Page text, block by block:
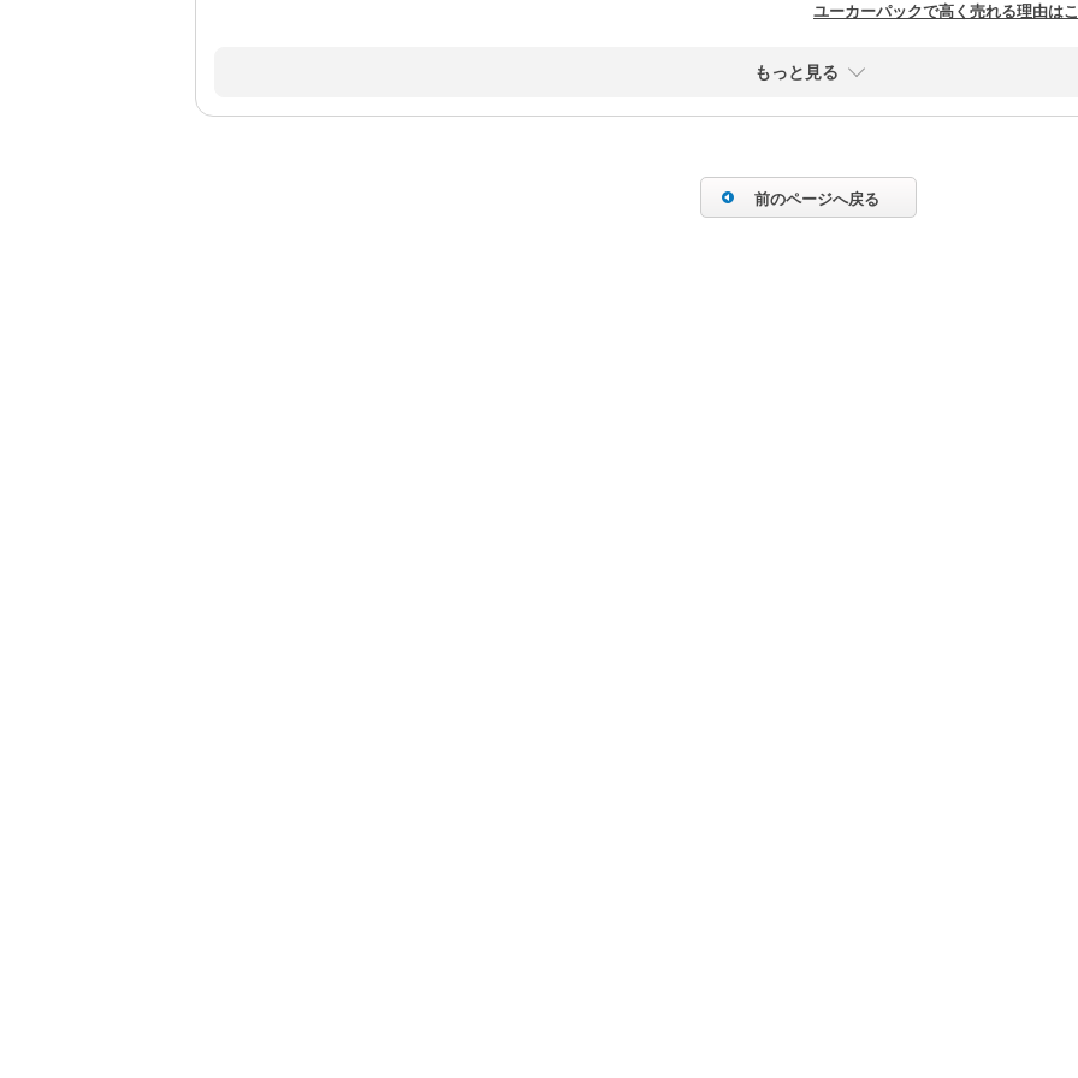
ユーカーパックで高く売れる理由は
もっと見る
前のページへ戻る